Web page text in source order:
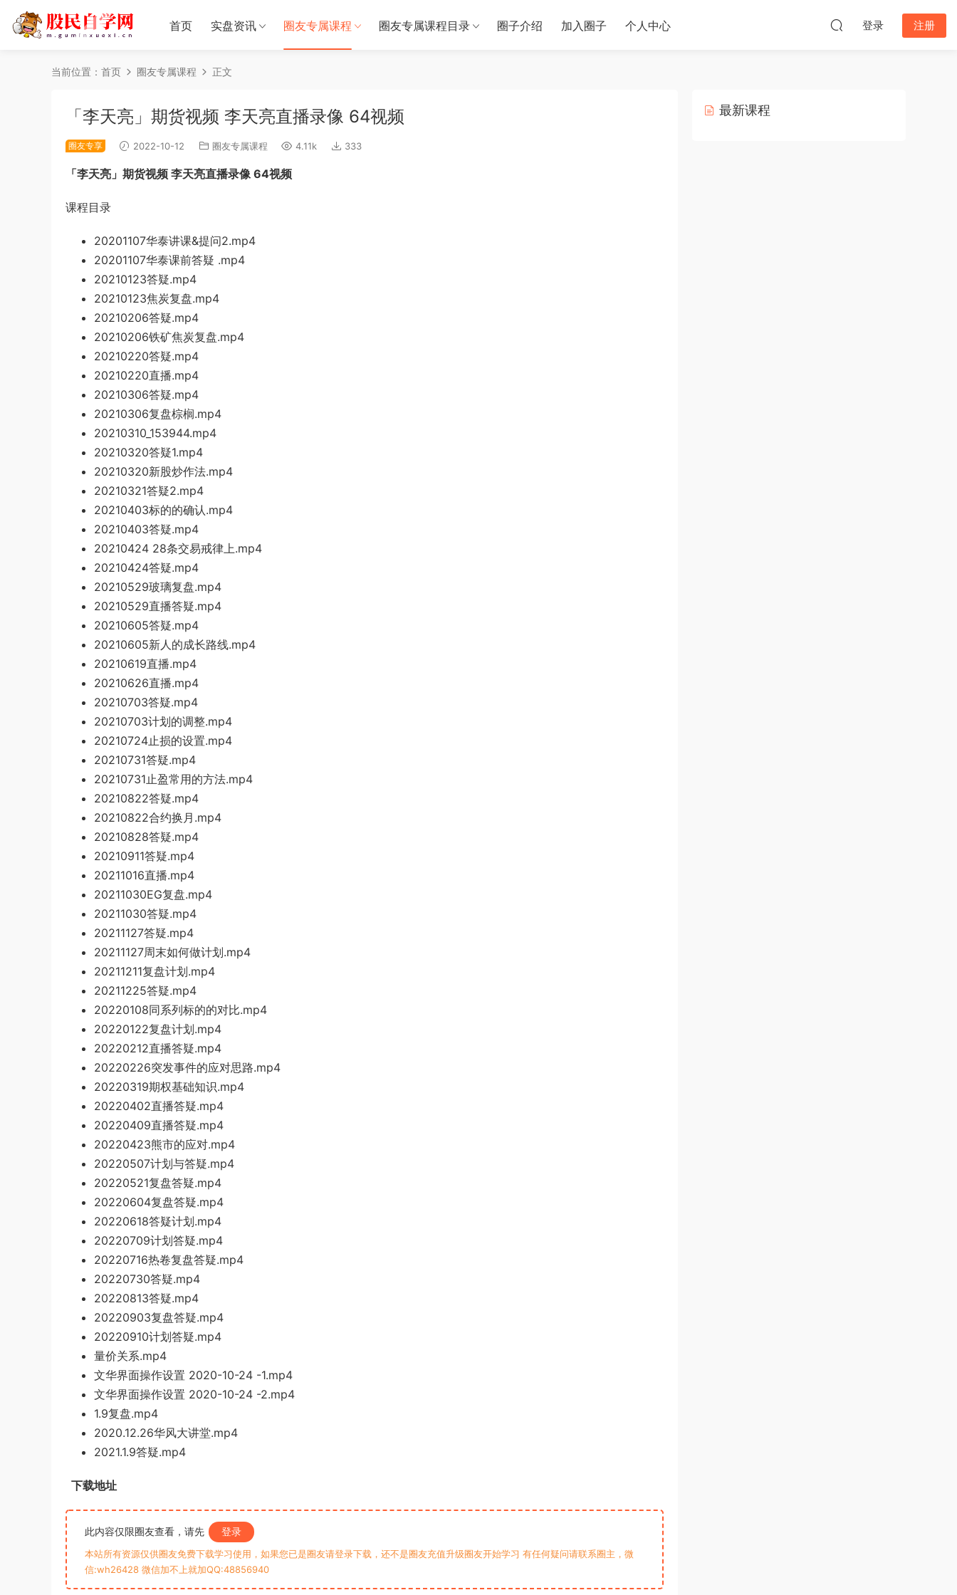
首页 实盘资讯 圈友专属课程 圈友专属课程目录 圈子介绍 加入圈子 个人中心 登录 注册
当前位置： 首页 圈友专属课程 正文
「李天亮」期货视频 李天亮直播录像 64视频
圈友专享 2022-10-12 圈友专属课程 4.11k 333
「李天亮」期货视频 李天亮直播录像 64视频
课程目录
20201107华泰讲课&提问2.mp4
20201107华泰课前答疑 .mp4
20210123答疑.mp4
20210123焦炭复盘.mp4
20210206答疑.mp4
20210206铁矿焦炭复盘.mp4
20210220答疑.mp4
20210220直播.mp4
20210306答疑.mp4
20210306复盘棕榈.mp4
20210310_153944.mp4
20210320答疑1.mp4
20210320新股炒作法.mp4
20210321答疑2.mp4
20210403标的的确认.mp4
20210403答疑.mp4
20210424 28条交易戒律上.mp4
20210424答疑.mp4
20210529玻璃复盘.mp4
20210529直播答疑.mp4
20210605答疑.mp4
20210605新人的成长路线.mp4
20210619直播.mp4
20210626直播.mp4
20210703答疑.mp4
20210703计划的调整.mp4
20210724止损的设置.mp4
20210731答疑.mp4
20210731止盈常用的方法.mp4
20210822答疑.mp4
20210822合约换月.mp4
20210828答疑.mp4
20210911答疑.mp4
20211016直播.mp4
20211030EG复盘.mp4
20211030答疑.mp4
20211127答疑.mp4
20211127周末如何做计划.mp4
20211211复盘计划.mp4
20211225答疑.mp4
20220108同系列标的的对比.mp4
20220122复盘计划.mp4
20220212直播答疑.mp4
20220226突发事件的应对思路.mp4
20220319期权基础知识.mp4
20220402直播答疑.mp4
20220409直播答疑.mp4
20220423熊市的应对.mp4
20220507计划与答疑.mp4
20220521复盘答疑.mp4
20220604复盘答疑.mp4
20220618答疑计划.mp4
20220709计划答疑.mp4
20220716热卷复盘答疑.mp4
20220730答疑.mp4
20220813答疑.mp4
20220903复盘答疑.mp4
20220910计划答疑.mp4
量价关系.mp4
文华界面操作设置 2020-10-24 -1.mp4
文华界面操作设置 2020-10-24 -2.mp4
1.9复盘.mp4
2020.12.26华风大讲堂.mp4
2021.1.9答疑.mp4
下载地址
此内容仅限圈友查看，请先 登录
本站所有资源仅供圈友免费下载学习使用，如果您已是圈友请登录下载，还不是圈友充值升级圈友开始学习 有任何疑问请联系圈主，微
信:wh26428 微信加不上就加QQ:48856940
最新课程